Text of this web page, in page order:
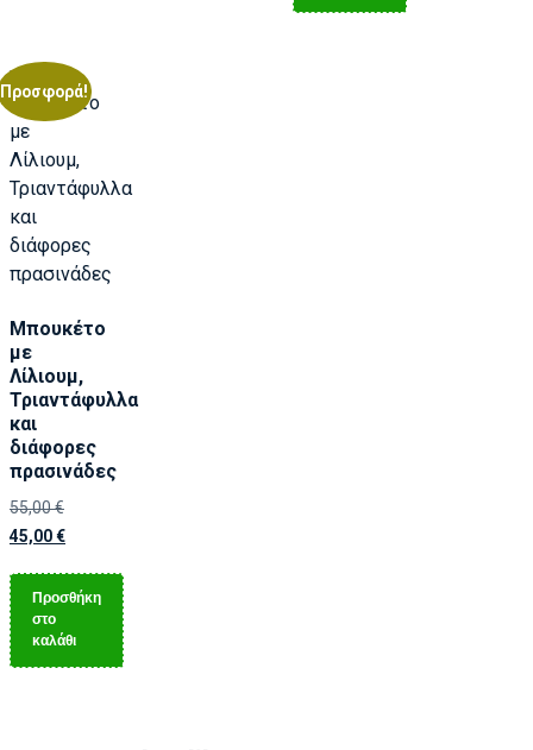
Προσφορά!
Μπουκέτο
με
Λίλιουμ,
Τριαντάφυλλα
και
διάφορες
πρασινάδες
55,00€
45,00€
Προσθήκη
στο
καλάθι